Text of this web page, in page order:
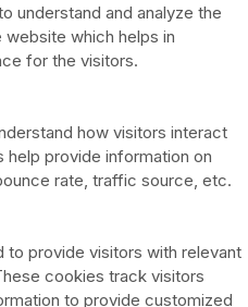
understand and analyze the
which helps in
for the visitors.
how visitors interact
provide information on
rate, traffic source, etc.
provide visitors with relevant
cookies track visitors
to provide customized